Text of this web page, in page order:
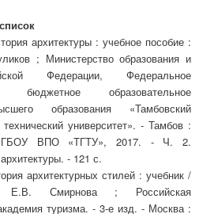
архитектуры : учебное пособие :
; Министерство образования и
Федерации, Федеральное
бюджетное образовательное
образования «Тамбовский
технический университет». - Тамбов :
ФГБОУ ВПО «ТГТУ», 2017. - Ч. 2.
- 121 с.
архитектурных стилей : учебник /
Смирнова ; Российская
туризма. - 3-е изд. - Москва :